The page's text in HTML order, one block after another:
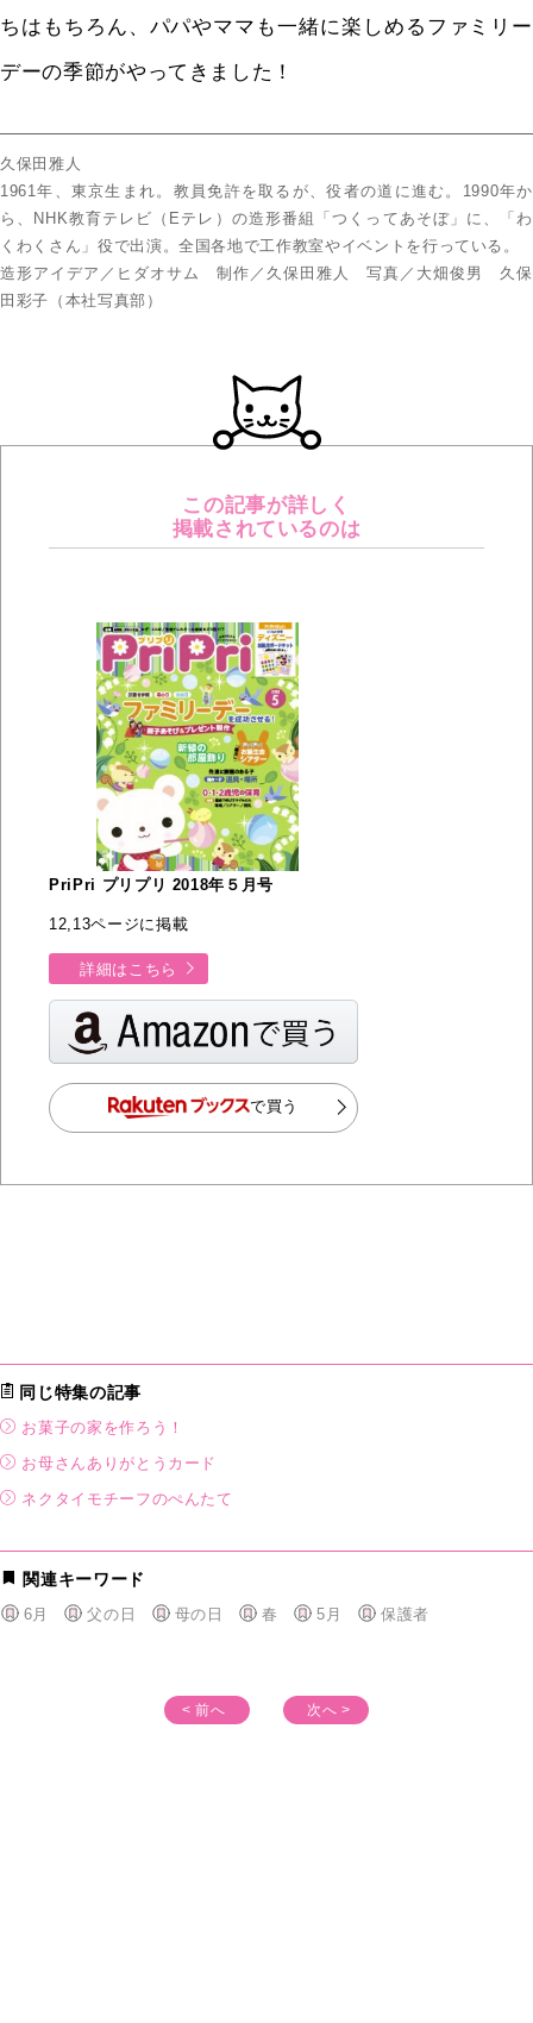
ちはもちろん、パパやママも一緒に楽しめるファミリー
デーの季節がやってきました！
久保田雅人
1961年、東京生まれ。教員免許を取るが、役者の道に進む。1990年か
ら、NHK教育テレビ（Eテレ）の造形番組「つくってあそぼ」に、「わ
くわくさん」役で出演。全国各地で工作教室やイベントを行っている。
造形アイデア／ヒダオサム 制作／久保田雅人 写真／大畑俊男 久保
田彩子（本社写真部）
この記事が詳しく
掲載されているのは
PriPri プリプリ 2018年５月号
12,13ページに掲載
詳細はこちら
で買う
同じ特集の記事
お菓子の家を作ろう！
お母さんありがとうカード
ネクタイモチーフのぺんたて
関連キーワード
6月 父の日 母の日 春 5月 保護者
< 前へ 次へ >